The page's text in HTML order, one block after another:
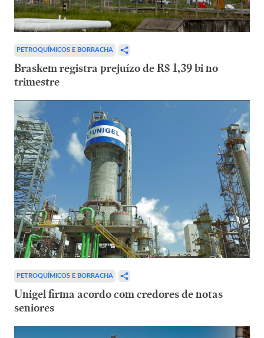
PETROQUÍMICOS E BORRACHA
Braskem registra prejuízo de R$ 1,39 bi no
trimestre
PETROQUÍMICOS E BORRACHA
Unigel firma acordo com credores de notas
seniores